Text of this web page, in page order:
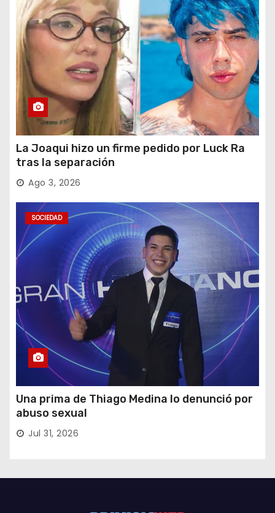
La Joaqui hizo un firme pedido por Luck Ra
tras la separación
Ago 3, 2026
SOCIEDAD
Una prima de Thiago Medina lo denunció por
abuso sexual
Jul 31, 2026